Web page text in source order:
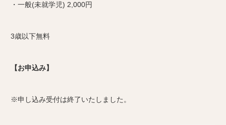
・一般(未就学児) 2,000円
3歳以下無料
【お申込み】
※申し込み受付は終了いたしました。